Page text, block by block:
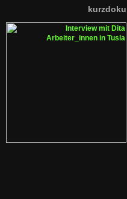
kurzdoku